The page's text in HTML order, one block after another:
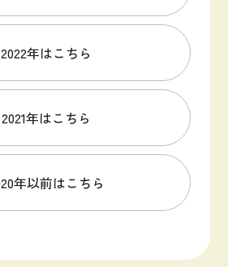
2022年はこちら
2021年はこちら
年以前はこちら